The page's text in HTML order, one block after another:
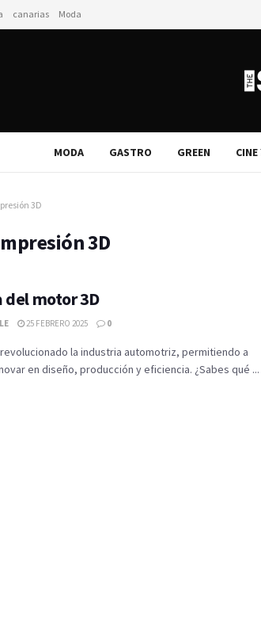
canarias Moda
MODA GASTRO GREEN
3D
3D
del motor 3D
25 FEBRERO 2025 0
revolucionado la industria automotriz, permitiendo a
en diseño, producción y eficiencia. ¿Sabes qué ...